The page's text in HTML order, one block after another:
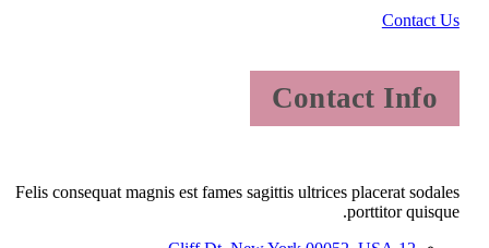
Contact Us
Contact Info
Felis consequat magnis est fames sagittis ultrices placerat sodales
porttitor quisque.